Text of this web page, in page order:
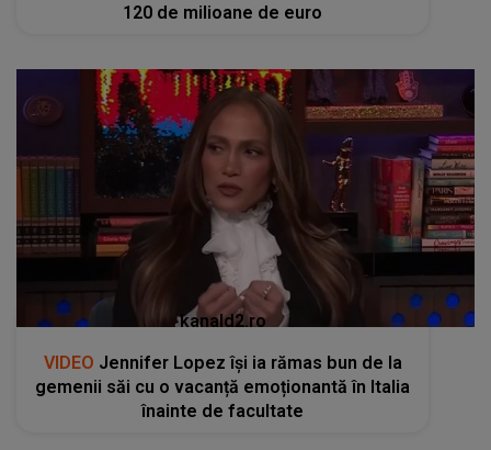
120 de milioane de euro
kanald2.ro
VIDEO Jennifer Lopez își ia rămas bun de la
gemenii săi cu o vacanță emoționantă în Italia
înainte de facultate